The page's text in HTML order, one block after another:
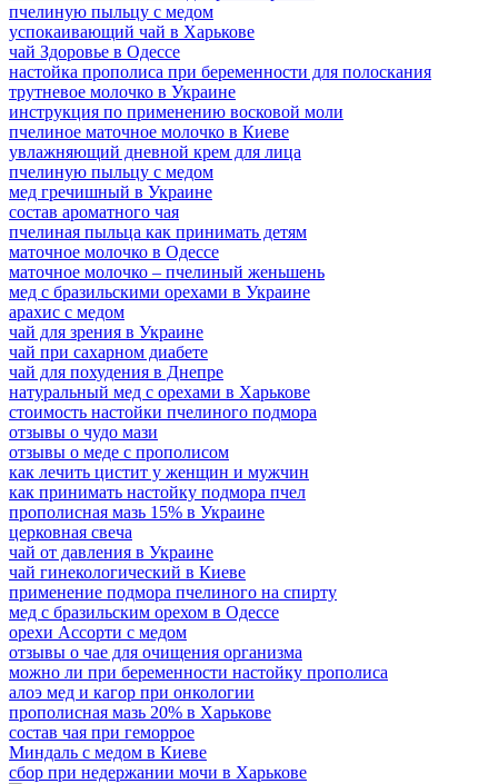
пчелиную пыльцу с медом
успокаивающий чай в Харькове
чай Здоровье в Одессе
настойка прополиса при беременности для полоскания
трутневое молочко в Украине
инструкция по применению восковой моли
пчелиное маточное молочко в Киеве
увлажняющий дневной крем для лица
пчелиную пыльцу с медом
мед гречишный в Украине
состав ароматного чая
пчелиная пыльца как принимать детям
маточное молочко в Одессе
маточное молочко – пчелиный женьшень
мед с бразильскими орехами в Украине
арахис с медом
чай для зрения в Украине
чай при сахарном диабете
чай для похудения в Днепре
натуральный мед с орехами в Харькове
стоимость настойки пчелиного подмора
отзывы о чудо мази
отзывы о меде с прополисом
как лечить цистит у женщин и мужчин
как принимать настойку подмора пчел
прополисная мазь 15% в Украине
церковная свеча
чай от давления в Украине
чай гинекологический в Киеве
применение подмора пчелиного на спирту
мед с бразильским орехом в Одессе
орехи Ассорти с медом
отзывы о чае для очищения организма
можно ли при беременности настойку прополиса
алоэ мед и кагор при онкологии
прополисная мазь 20% в Харькове
состав чая при геморрое
Миндаль с медом в Киеве
сбор при недержании мочи в Харькове